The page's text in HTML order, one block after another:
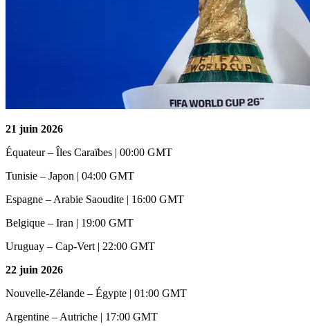
21 juin 2026
Équateur – Îles Caraïbes | 00:00 GMT
Tunisie – Japon | 04:00 GMT
Espagne – Arabie Saoudite | 16:00 GMT
Belgique – Iran | 19:00 GMT
Uruguay – Cap-Vert | 22:00 GMT
22 juin 2026
Nouvelle-Zélande – Égypte | 01:00 GMT
Argentine – Autriche | 17:00 GMT